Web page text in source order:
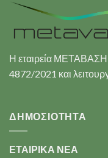
Η εταιρεία ΜΕΤΑΒΑΣΗ
4872/2021 και
ΔΗΜΟΣΙΟΤΗΤΑ
ΕΤΑΙΡΙΚΑ ΝΕΑ